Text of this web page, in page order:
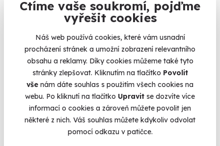
Ctíme vaše soukromí, pojďme
vyřešit cookies
Náš web používá cookies, které vám usnadní
procházení stránek a umožní zobrazení relevantního
obsahu a reklamy. Díky cookies můžeme také tyto
stránky zlepšovat. Kliknutím na tlačítko Povolit
vše nám dáte souhlas s použitím všech cookies na
webu. Po kliknutí na tlačítko Upravit se dozvíte více
informací o cookies a zároveň můžete povolit jen
některé z nich. Váš souhlas můžete kdykoliv odvolat
pomocí odkazu v patičce.
Masáž konopným olejem
Travička zelená to je moje potěšení.
Ostrava (+ 10 dalších lokalit)
1 940 Kč